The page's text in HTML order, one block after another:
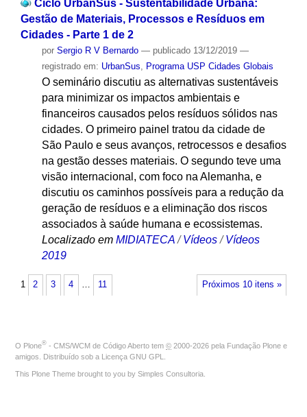
Ciclo UrbanSus - Sustentabilidade Urbana:
Gestão de Materiais, Processos e Resíduos em
Cidades - Parte 1 de 2
por Sergio R V Bernardo — publicado13/12/2019 —
registrado em: UrbanSus, Programa USP Cidades Globais
O seminário discutiu as alternativas sustentáveis
para minimizar os impactos ambientais e
financeiros causados pelos resíduos sólidos nas
cidades. O primeiro painel tratou da cidade de
São Paulo e seus avanços, retrocessos e desafios
na gestão desses materiais. O segundo teve uma
visão internacional, com foco na Alemanha, e
discutiu os caminhos possíveis para a redução da
geração de resíduos e a eliminação dos riscos
associados à saúde humana e ecossistemas.
Localizado em MIDIATECA /Vídeos /Vídeos
2019
Próximos 10 itens »
1 2 3 4 … 11
O Plone® - CMS/WCM de Código Aberto tem © 2000-2026 pela Fundação Plone e
amigos. Distribuído sob a Licença GNU GPL
This Plone Theme brought to you by Simples Consultoria